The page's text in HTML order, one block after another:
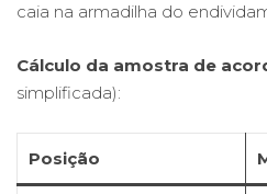
caia na armadilha do
Cálculo da amostra de
simplificada):
Posição